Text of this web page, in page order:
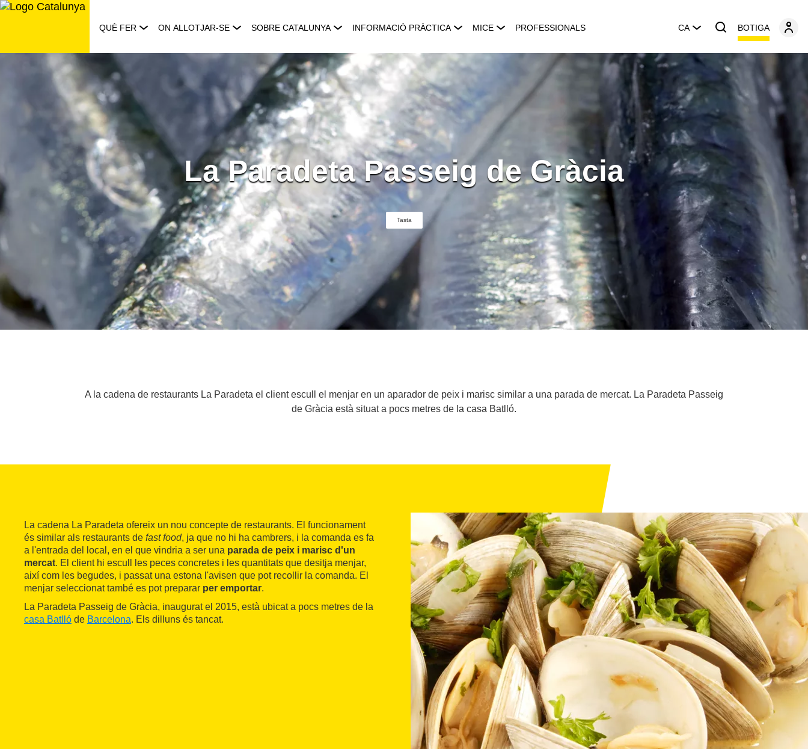
Saltar
QUÈ FER ON ALLOTJAR-SE SOBRE CATALUNYA INFORMACIÓ PRÀCTICA MICE PROFESSIONALS CA BOTIGA
La Paradeta Passeig de Gràcia
Tasta
A la cadena de restaurants La Paradeta el client escull el menjar en un aparador de peix i marisc similar a una parada de mercat. La Paradeta Passeig
de Gràcia està situat a pocs metres de la casa Batlló.
La cadena La Paradeta ofereix un nou concepte de restaurants. El funcionament
és similar als restaurants de fast food, ja que no hi ha cambrers, i la comanda es fa
a l'entrada del local, en el que vindria a ser una parada de peix i marisc d'un
mercat. El client hi escull les peces concretes i les quantitats que desitja menjar,
així com les begudes, i passat una estona l'avisen que pot recollir la comanda. El
menjar seleccionat també es pot preparar per emportar.
La Paradeta Passeig de Gràcia, inaugurat el 2015, està ubicat a pocs metres de la
casa Batlló de Barcelona. Els dilluns és tancat.